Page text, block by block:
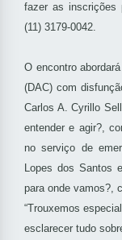
fazer as inscrições
(11) 3179-0042.
O encontro
(DAC) com
Carlos A. Cyrillo
entender e agir?,
no serviço de
Lopes dos Santos
para onde vamos?,
“Trouxemos
esclarecer tudo